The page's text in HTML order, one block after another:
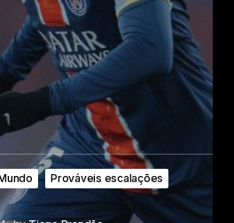
Prováveis escalações